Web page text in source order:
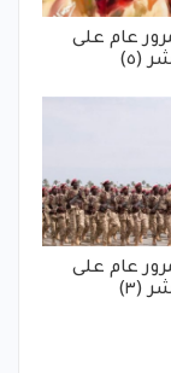
عام على
(٥)
عام على
(٣)